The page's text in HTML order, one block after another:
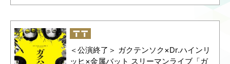
日本語
English
简体中文
＜公演終了＞ ガクテンソク×Dr.ハインリ
ッヒ×金属バット スリーマンライブ「ガ
（10:00-19:00 年中無休）